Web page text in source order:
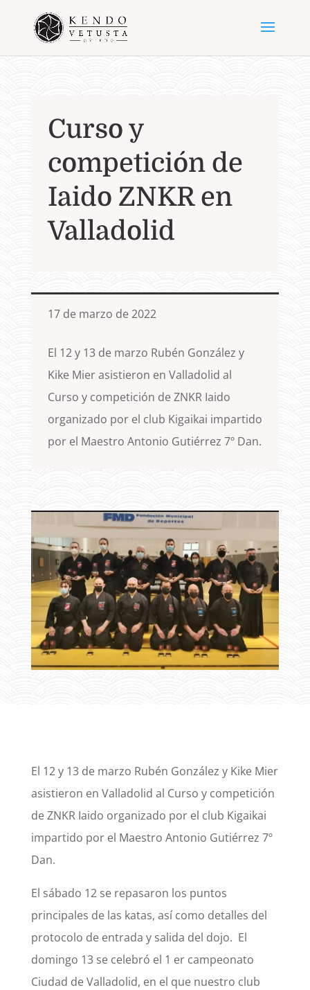
Curso y
competición de
Iaido ZNKR en
Valladolid
17 de marzo de 2022
El 12 y 13 de marzo Rubén González y
Kike Mier asistieron en Valladolid al
Curso y competición de ZNKR Iaido
organizado por el club Kigaikai impartido
por el Maestro Antonio Gutiérrez 7º Dan.
El 12 y 13 de marzo Rubén González y Kike Mier
asistieron en Valladolid al Curso y competición
de ZNKR Iaido organizado por el club Kigaikai
impartido por el Maestro Antonio Gutiérrez 7º
Dan.
El sábado 12 se repasaron los puntos
principales de las katas, así como detalles del
protocolo de entrada y salida del dojo. El
domingo 13 se celebró el 1 er campeonato
Ciudad de Valladolid, en el que nuestro club